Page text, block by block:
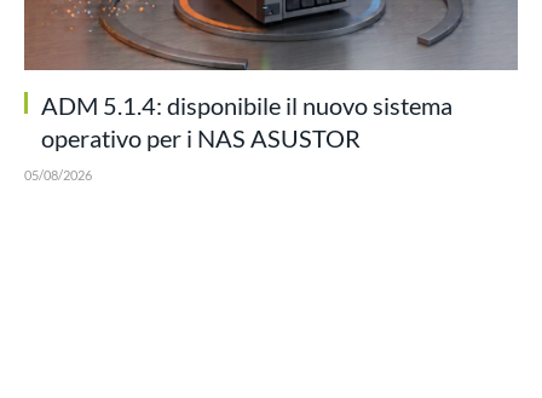
ADM 5.1.4: disponibile il nuovo sistema
operativo per i NAS ASUSTOR
05/08/2026